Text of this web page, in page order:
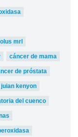
mrl
cáncer de mama
de próstata
kenyon
del cuenco